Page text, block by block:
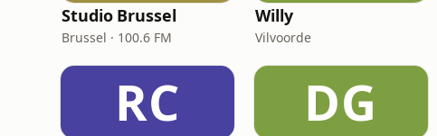
Studio Brussel
Brussel · 100.6 FM
Willy
Vilvoorde
RC DG